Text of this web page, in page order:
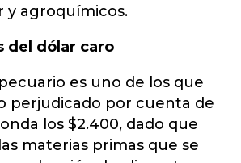
y agroquímicos.
del dólar caro
es uno de los que
perjudicado por cuenta de
los $2.400, dado que
materias primas que se